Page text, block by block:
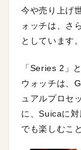
今や売り上げ
ォッチは、さ
としています。
「Series 2」
ウォッチは、
ュアルプロセ
に、Suicaに
でも楽しむこ